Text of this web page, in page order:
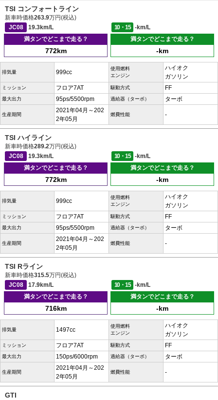
TSI コンフォートライン
新車時価格263.9万円(税込)
JC08
19.3km/L 10・15
-km/L
満タンでどこまで走る？
772km
満タンでどこまで走る？
-km
排気量 999cc
使用燃料
エンジン
ハイオク
ガソリン
ミッション フロア7AT 駆動方式 FF
最大出力 95ps/5500rpm 過給器（ターボ） ターボ
生産期間
2021年04月～202
2年05月
燃費性能 -
TSI ハイライン
新車時価格289.2万円(税込)
JC08
19.3km/L 10・15
-km/L
満タンでどこまで走る？
772km
満タンでどこまで走る？
-km
排気量 999cc
使用燃料
エンジン
ハイオク
ガソリン
ミッション フロア7AT 駆動方式 FF
最大出力 95ps/5500rpm 過給器（ターボ） ターボ
生産期間
2021年04月～202
2年05月
燃費性能 -
TSI Rライン
新車時価格315.5万円(税込)
JC08
17.9km/L 10・15
-km/L
満タンでどこまで走る？
716km
満タンでどこまで走る？
-km
排気量 1497cc
使用燃料
エンジン
ハイオク
ガソリン
ミッション フロア7AT 駆動方式 FF
最大出力 150ps/6000rpm 過給器（ターボ） ターボ
生産期間
2021年04月～202
2年05月
燃費性能 -
GTI